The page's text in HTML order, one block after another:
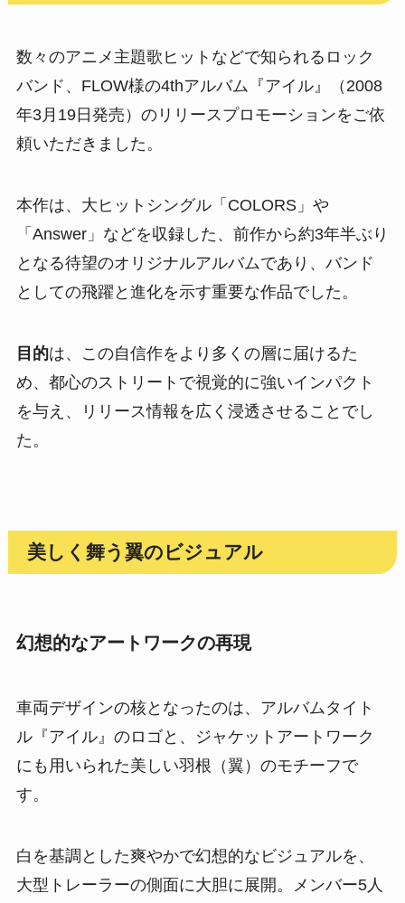
数々のアニメ主題歌ヒットなどで知られるロック
バンド、FLOW様の4thアルバム『アイル』（2008
年3月19日発売）のリリースプロモーションをご依
頼いただきました。
本作は、大ヒットシングル「COLORS」や
「Answer」などを収録した、前作から約3年半ぶり
となる待望のオリジナルアルバムであり、バンド
としての飛躍と進化を示す重要な作品でした。
目的は、この自信作をより多くの層に届けるた
め、都心のストリートで視覚的に強いインパクト
を与え、リリース情報を広く浸透させることでし
た。
美しく舞う翼のビジュアル
幻想的なアートワークの再現
車両デザインの核となったのは、アルバムタイト
ル『アイル』のロゴと、ジャケットアートワーク
にも用いられた美しい羽根（翼）のモチーフで
す。
白を基調とした爽やかで幻想的なビジュアルを、
大型トレーラーの側面に大胆に展開。メンバー5人